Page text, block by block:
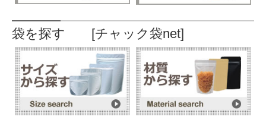
袋を探す [チャック袋net]